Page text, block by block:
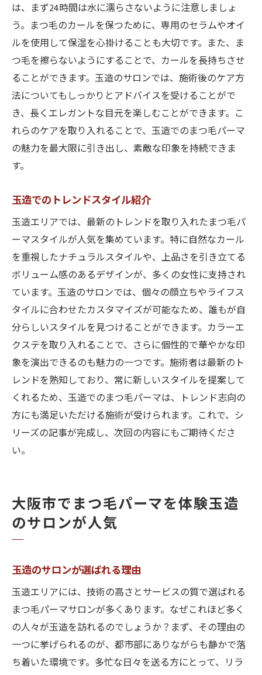
は、まず24時間は水に濡らさないように注意しましょ
う。まつ毛のカールを保つために、専用のセラムやオイ
ルを使用して保湿を心掛けることも大切です。また、ま
つ毛を擦らないようにすることで、カールを長持ちさせ
ることができます。玉造のサロンでは、施術後のケア方
法についてもしっかりとアドバイスを受けることがで
き、長くエレガントな目元を楽しむことができます。こ
れらのケアを取り入れることで、玉造でのまつ毛パーマ
の魅力を最大限に引き出し、素敵な印象を持続できま
す。
玉造でのトレンドスタイル紹介
玉造エリアでは、最新のトレンドを取り入れたまつ毛パ
ーマスタイルが人気を集めています。特に自然なカール
を重視したナチュラルスタイルや、上品さを引き立てる
ボリューム感のあるデザインが、多くの女性に支持され
ています。玉造のサロンでは、個々の顔立ちやライフス
タイルに合わせたカスタマイズが可能なため、誰もが自
分らしいスタイルを見つけることができます。カラーエ
クステを取り入れることで、さらに個性的で華やかな印
象を演出できるのも魅力の一つです。施術者は最新のト
レンドを熟知しており、常に新しいスタイルを提案して
くれるため、玉造でのまつ毛パーマは、トレンド志向の
方にも満足いただける施術が受けられます。これで、シ
リーズの記事が完成し、次回の内容にもご期待くださ
い。
大阪市でまつ毛パーマを体験玉造
のサロンが人気
玉造のサロンが選ばれる理由
玉造エリアには、技術の高さとサービスの質で選ばれる
まつ毛パーマサロンが多くあります。なぜこれほど多く
の人々が玉造を訪れるのでしょうか？まず、その理由の
一つに挙げられるのが、都市部にありながらも静かで落
ち着いた環境です。多忙な日々を送る方にとって、リラ